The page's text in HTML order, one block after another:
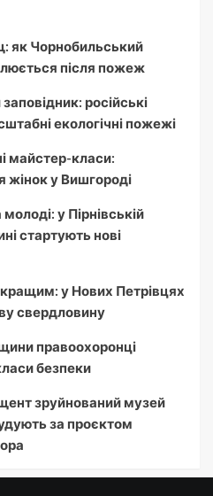
як Чорнобильський
після пожеж
російські
екологічні пожежі
майстер-класи:
жінок у Вишгороді
у Пірнівській
стартують нові
у Нових Петрівцях
свердловину
правоохоронці
безпеки
зруйнований музей
за проєктом